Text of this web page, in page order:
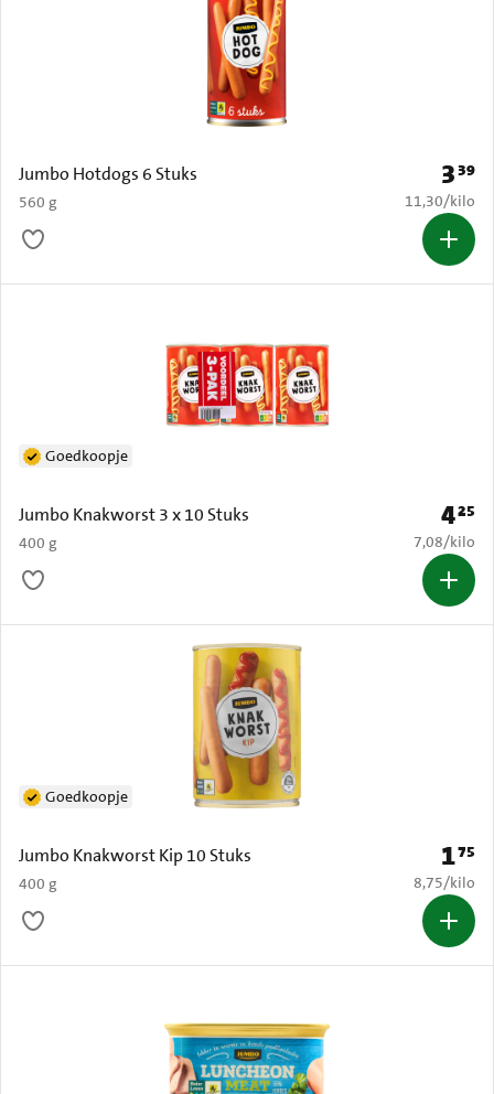
Jumbo Hotdogs 6 Stuks
560 g
Prijs:
339
€ 11,30 per
11,30/kilo
Jumbo Knakworst 3 x 10 Stuks
400 g
Goedkoopje
Prijs:
425
€ 7,08 per
7,08/kilo
Jumbo Knakworst Kip 10 Stuks
400 g
Goedkoopje
Prijs:
175
€ 8,75 per
8,75/kilo